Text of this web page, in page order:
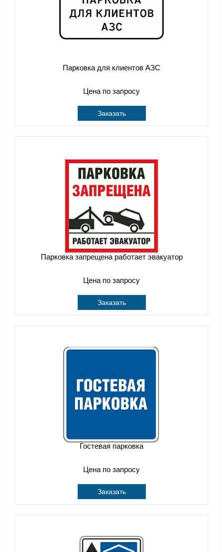
Парковка для клиентов АЗС
Цена по запросу
Заказать
Парковка запрещена работает эвакуатор
Цена по запросу
Заказать
Гостевая парковка
Цена по запросу
Заказать